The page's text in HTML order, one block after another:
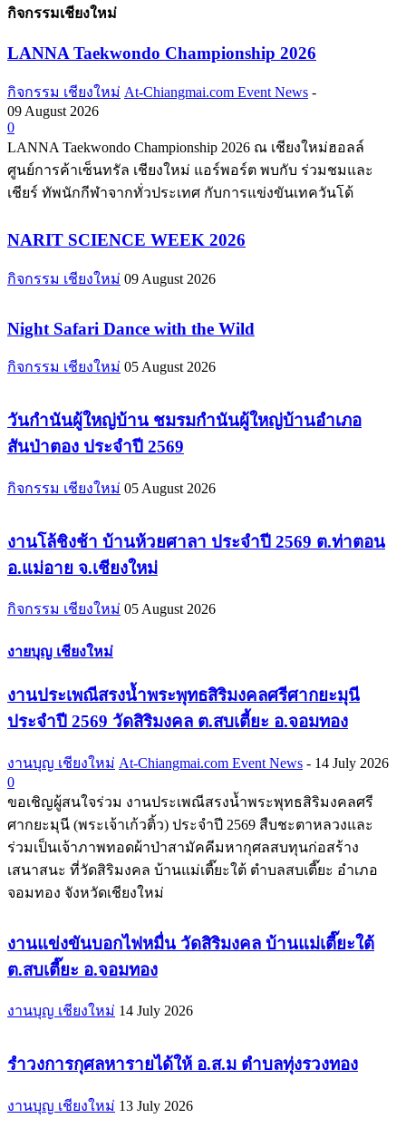
กิจกรรมเชียงใหม่
LANNA Taekwondo Championship 2026
กิจกรรม เชียงใหม่ At-Chiangmai.com Event News -
09 August 2026
0
LANNA Taekwondo Championship 2026 ณ เชียงใหม่ฮอลล์
ศูนย์การค้าเซ็นทรัล เชียงใหม่ แอร์พอร์ต พบกับ ร่วมชมและ
เชียร์ ทัพนักกีฬาจากทั่วประเทศ กับการแข่งขันเทควันโด้
NARIT SCIENCE WEEK 2026
กิจกรรม เชียงใหม่ 09 August 2026
Night Safari Dance with the Wild
กิจกรรม เชียงใหม่ 05 August 2026
วันกำนันผู้ใหญ่บ้าน ชมรมกำนันผู้ใหญ่บ้านอำเภอ
สันป่าตอง ประจำปี 2569
กิจกรรม เชียงใหม่ 05 August 2026
งานโล้ชิงช้า บ้านห้วยศาลา ประจำปี 2569 ต.ท่าตอน
อ.แม่อาย จ.เชียงใหม่
กิจกรรม เชียงใหม่ 05 August 2026
งายบุญ เชียงใหม่
งานประเพณีสรงน้ำพระพุทธสิริมงคลศรีศากยะมุนี
ประจำปี 2569 วัดสิริมงคล ต.สบเตี้ยะ อ.จอมทอง
งานบุญ เชียงใหม่ At-Chiangmai.com Event News - 14 July 2026
0
ขอเชิญผู้สนใจร่วม งานประเพณีสรงน้ำพระพุทธสิริมงคลศรี
ศากยะมุนี (พระเจ้าเก้วติ้ว) ประจำปี 2569 สืบชะตาหลวงและ
ร่วมเป็นเจ้าภาพทอดผ้าป่าสามัคคีมหากุศลสบทุนก่อสร้าง
เสนาสนะ ที่วัดสิริมงคล บ้านแม่เตี๊ยะใต้ ตำบลสบเตี๊ยะ อำเภอ
จอมทอง จังหวัดเชียงใหม่
งานแข่งขันบอกไฟหมื่น วัดสิริมงคล บ้านแม่เตี๊ยะใต้
ต.สบเตี๊ยะ อ.จอมทอง
งานบุญ เชียงใหม่ 14 July 2026
รำวงการกุศลหารายได้ให้ อ.ส.ม ตำบลทุ่งรวงทอง
งานบุญ เชียงใหม่ 13 July 2026